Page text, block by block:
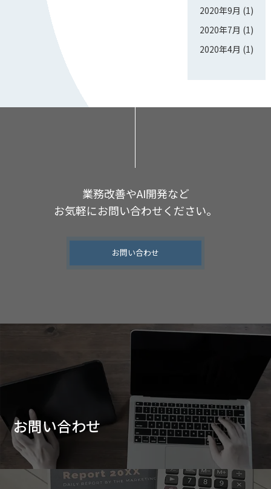
2020年9月 (1)
2020年7月 (1)
2020年4月 (1)
業務改善やAI開発など
お気軽にお問い合わせください。
お問い合わせ
お問い合わせ